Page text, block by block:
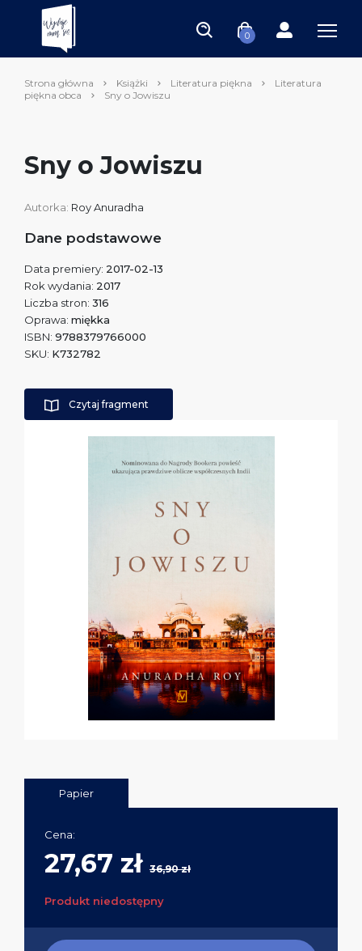
0
Strona główna Książki Literatura piękna
Literatura
piękna obca
Sny o Jowiszu
Sny o Jowiszu
Autorka: Roy Anuradha
Dane podstawowe
Data premiery: 2017-02-13
Rok wydania: 2017
Liczba stron: 316
Oprawa: miękka
ISBN: 9788379766000
SKU: K732782
Czytaj fragment
Papier
Cena:
27,67 zł 36,90 zł
Produkt niedostępny